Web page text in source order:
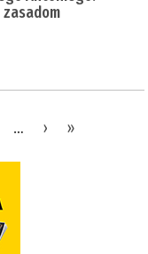
zasadom
… › »